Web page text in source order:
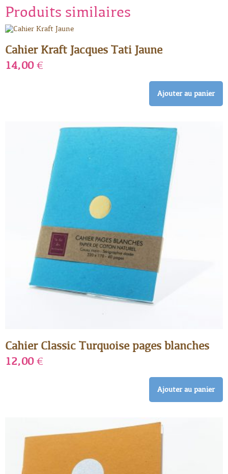
Produits similaires
Cahier Kraft Jacques Tati Jaune
14,00€
Ajouter au panier
Cahier Classic Turquoise pages blanches
12,00€
Ajouter au panier